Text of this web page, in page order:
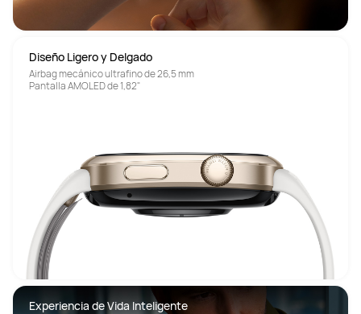
Diseño Ligero y Delgado
Airbag mecánico ultrafino de 26,5 mm
Experiencia de Vida Inteligente